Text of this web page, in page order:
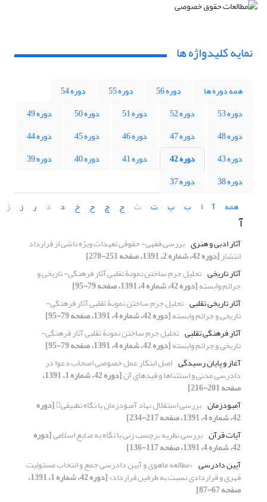
نمایه کلیدواژه ها
همه دوره ها دوره 56 دوره 55
دوره 54
دوره 53
دوره 52 دوره 51 دوره 50
دوره 49
دوره 48
دوره 47 دوره 46 دوره 45
دوره 44
دوره 43
دوره 42 دوره 41 دوره 40
دوره 39
دوره 38
دوره 37
همه
آ ا ب پ ت ث ج چ ح خ د ذ ر ز ژ
آ
آثار ادبی و هنری بررسی فقهی- حقوقی تعهدات ویژه ناشی از قرارداد
انتشار[دوره 42، شماره 2، 1391، صفحه 251-270]
آثار تاریخی تحلیل جرم ساختن نمونۀ تقلبی آثار فرهنگی- تاریخی و
جرائم وابسته[دوره 42، شماره 4، 1391، صفحه 79-95]
آثار تاریخی تقلبی تحلیل جرم ساختن نمونۀ تقلبی آثار فرهنگی-
تاریخی و جرائم وابسته[دوره 42، شماره 4، 1391، صفحه 79-95]
آثار فرهنگی تقلبی تحلیل جرم ساختن نمونۀ تقلبی آثار فرهنگی-
تاریخی و جرائم وابسته[دوره 42، شماره 4، 1391، صفحه 79-95]
آغاز و پایان رسیدگی اصل ابتکار عمل خصوصی اصحاب دعوا در
دادرسی مدنی و استثناها و قیدهای آن [دوره 42، شماره 1، 1391،
صفحه 201-216]
آمبودزمان بررسی استقلال نهاد آمبودزمان با نگاه تطبیقی [دوره
42، شماره 4، 1391، صفحه 217-234]
آیات قرآن بررسی نظریه برچسب زنی با نگاه به منابع اسلامی[دوره
42، شماره 4، 1391، صفحه 117-136]
آیین دادرسی «مطالعه ماهوی و آیین دادرسی جمع و انتخاب مسئولیت
قهری و قراردادی نسبت به طرفین قرارداد» [دوره 42، شماره 1، 1391،
صفحه 67-87]